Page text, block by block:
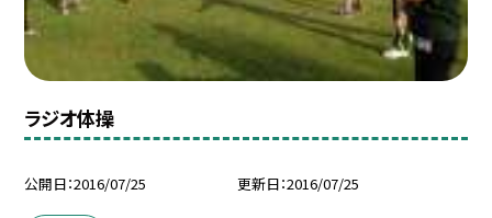
ラジオ体操
公開日 2016/07/25 更新日 2016/07/25